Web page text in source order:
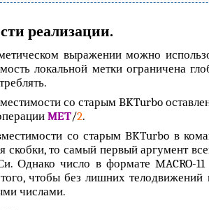
реализации.
выражении можно
локальной метки ограничена
со старым BKTurbo
MET/2.
со старым BKTurbo в
скобки, то самый первый аргумент
Однако число в формате MACRO-
чтобы без лишних
числами.